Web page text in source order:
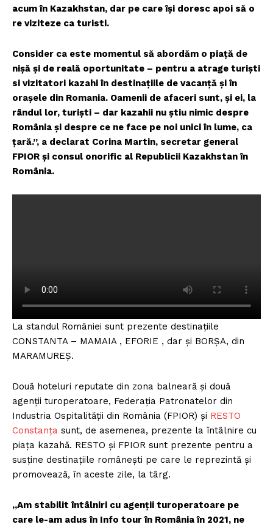
acum în Kazakhstan, dar pe care își doresc apoi să o
re viziteze ca turisti.
Consider ca este momentul să abordăm o piață de
nișă și de reală oportunitate – pentru a atrage turiști
si vizitatori kazahi în destinațiile de vacanță și în
orașele din Romania. Oamenii de afaceri sunt, și ei, la
rândul lor, turiști – dar kazahii nu știu nimic despre
România și despre ce ne face pe noi unici în lume, ca
țară.”, a declarat Corina Martin, secretar general
FPIOR și consul onorific al Republicii Kazakhstan în
România.
La standul României sunt prezente destinațiile
CONSTANTA – MAMAIA , EFORIE , dar și BORȘA, din
MARAMUREȘ.
Două hoteluri reputate din zona balneară și două
agenții turoperatoare, Federația Patronatelor din
Industria Ospitalității din România (FPIOR) și RESTO
Constanța sunt, de asemenea, prezente la întâlnire cu
piața kazahă. RESTO și FPIOR sunt prezente pentru a
susține destinațiile românești pe care le reprezintă și
promovează, în aceste zile, la târg.
„Am stabilit întâlniri cu agenții turoperatoare pe
care le-am adus în Info tour în România în 2021, ne